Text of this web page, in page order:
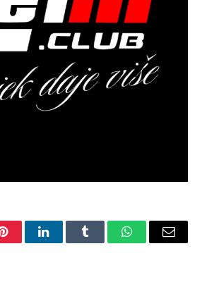
PinterestLinkedInTumblr WhatsAppEmail